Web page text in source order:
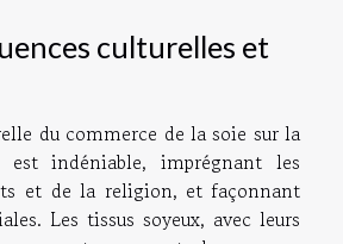
culturelles et
du commerce de la soie sur la
est indéniable, imprégnant les
et de la religion, et façonnant
Les tissus soyeux, avec leurs